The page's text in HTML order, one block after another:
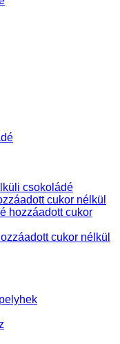
csokoládé
cukor nélkül
hozzáadott cukor
cukor nélkül